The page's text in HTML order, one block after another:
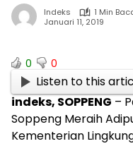
Indeks
1 Min
Januari 11, 2019
0 0
Listen to this
indeks, SOPPENG –
Soppeng Meraih
Kementerian